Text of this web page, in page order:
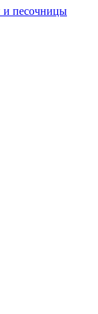
и песочницы